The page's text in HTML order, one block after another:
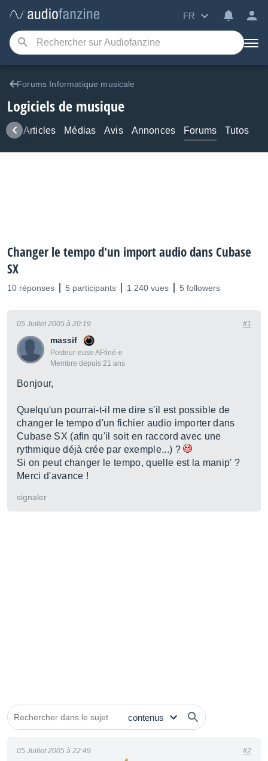
FR
Forums Informatique musicale
Logiciels de musique
Articles Médias Avis Annonces Forums Tutos
Changer le tempo d'un import audio dans Cubase
SX
10 réponses 5 participants 1 240 vues 5 followers
massif
Posteur·euse AFfiné·e
Membre depuis 21 ans
05 Juillet 2005 à 20:19 #1
Bonjour,
Quelqu'un pourrai-t-il me dire s'il est possible de
changer le tempo d'un fichier audio importer dans
Cubase SX (afin qu'il soit en raccord avec une
rythmique déjà crée par exemple...) ?
Si on peut changer le tempo, quelle est la manip' ?
Merci d'avance !
signaler
05 Juillet 2005 à 22:49 #2